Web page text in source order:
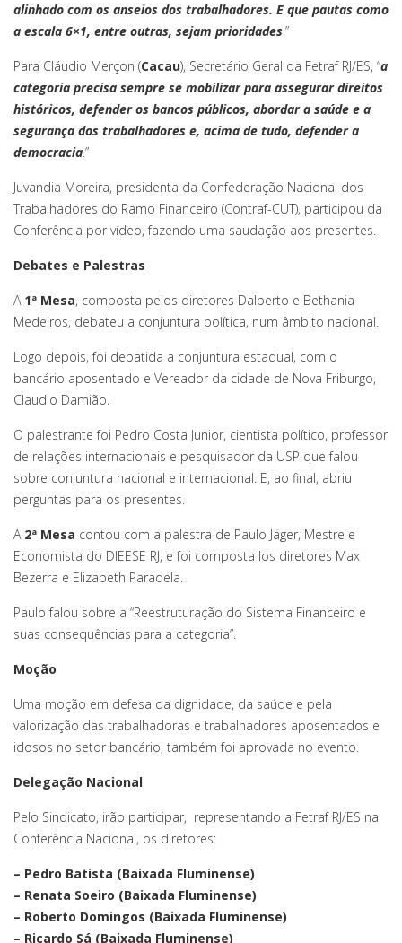
alinhado com os anseios dos trabalhadores. E que pautas como
a escala 6×1, entre outras, sejam prioridades .”
Para Cláudio Merçon (Cacau), Secretário Geral da Fetraf RJ/ES, “a
categoria precisa sempre se mobilizar para assegurar direitos
históricos, defender os bancos públicos, abordar a saúde e a
segurança dos trabalhadores e, acima de tudo, defender a
democracia.”
Juvandia Moreira, presidenta da Confederação Nacional dos
Trabalhadores do Ramo Financeiro (Contraf-CUT), participou da
Conferência por vídeo, fazendo uma saudação aos presentes.
Debates e Palestras
A 1ª Mesa, composta pelos diretores Dalberto e Bethania
Medeiros, debateu a conjuntura política, num âmbito nacional.
Logo depois, foi debatida a conjuntura estadual, com o
bancário aposentado e Vereador da cidade de Nova Friburgo,
Claudio Damião.
O palestrante foi Pedro Costa Junior, cientista político, professor
de relações internacionais e pesquisador da USP que falou
sobre conjuntura nacional e internacional. E, ao final, abriu
perguntas para os presentes.
A 2ª Mesa contou com a palestra de Paulo Jäger, Mestre e
Economista do DIEESE RJ, e foi composta los diretores Max
Bezerra e Elizabeth Paradela.
Paulo falou sobre a “Reestruturação do Sistema Financeiro e
suas consequências para a categoria”.
Moção
Uma moção em defesa da dignidade, da saúde e pela
valorização das trabalhadoras e trabalhadores aposentados e
idosos no setor bancário, também foi aprovada no evento.
Delegação Nacional
Pelo Sindicato, irão participar, representando a Fetraf RJ/ES na
Conferência Nacional, os diretores:
– Pedro Batista (Baixada Fluminense)
– Renata Soeiro (Baixada Fluminense)
– Roberto Domingos (Baixada Fluminense)
– Ricardo Sá (Baixada Fluminense)